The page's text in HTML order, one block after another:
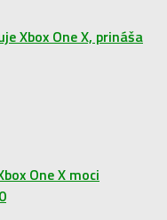
Xbox One X, prináša
One X moci